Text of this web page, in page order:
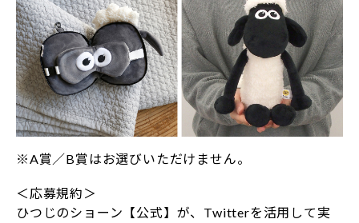
※A賞／B賞はお選びいただけません。
＜応募規約＞
ひつじのショーン【公式】が、Twitterを活用して実